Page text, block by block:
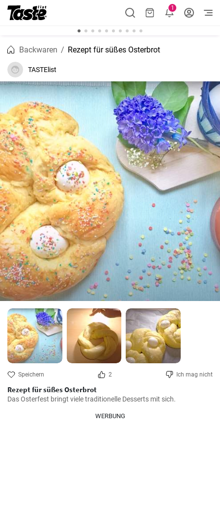
1
Backwaren Rezept für süßes Osterbrot
TASTElist
Speichern 2 Ich mag nicht
Rezept für süßes Osterbrot
Das Osterfest bringt viele traditionelle Desserts mit sich.
WERBUNG